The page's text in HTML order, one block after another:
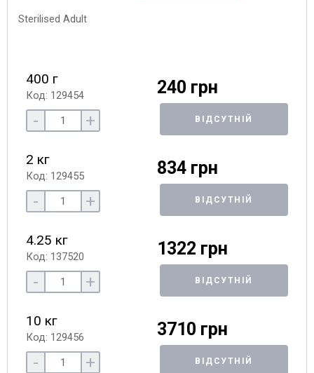
400 г
Код: 129454 240 грн
- + ВІДСУТНІЙ
2 кг
Код: 129455 834 грн
- + ВІДСУТНІЙ
4.25 кг
Код: 137520 1322 грн
- + ВІДСУТНІЙ
10 кг
Код: 129456 3710 грн
- + ВІДСУТНІЙ